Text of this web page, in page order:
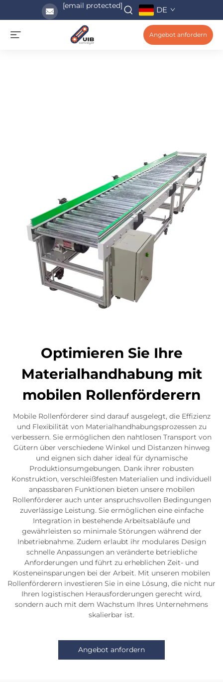
[email protected] DE
Angebot anfordern
Optimieren Sie Ihre
Materialhandhabung mit
mobilen Rollenförderern
Mobile Rollenförderer sind darauf ausgelegt, die Effizienz
und Flexibilität von Materialhandhabungsprozessen zu
verbessern. Sie ermöglichen den nahtlosen Transport von
Gütern über verschiedene Winkel und Distanzen hinweg
und eignen sich daher ideal für dynamische
Produktionsumgebungen. Dank ihrer robusten
Konstruktion, verschleißfesten Materialien und individuell
anpassbaren Funktionen bieten unsere mobilen
Rollenförderer auch unter anspruchsvollen Bedingungen
zuverlässige Leistung. Sie ermöglichen eine einfache
Integration in bestehende Arbeitsabläufe und
gewährleisten so minimale Störungen während der
Inbetriebnahme. Zudem erlaubt ihr modulares Design
schnelle Anpassungen an veränderte betriebliche
Anforderungen und führt zu erheblichen Zeit- und
Kosteneinsparungen bei der Arbeit. Mit unseren mobilen
Rollenförderern investieren Sie in eine Lösung, die nicht nur
Ihren logistischen Herausforderungen gerecht wird,
sondern auch mit dem Wachstum Ihres Unternehmens
skalierbar ist.
Angebot anfordern